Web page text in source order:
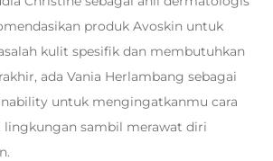
produk Avoskin untuk
kulit spesifik dan membutuhkan
ada Vania Herlambang sebagai
untuk mengingatkanmu cara
lingkungan sambil merawat diri